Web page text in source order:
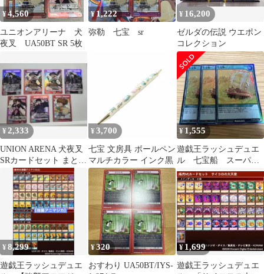
¥4,560
ユニオンアリーナ 犬
夜叉 UA50BT SR 5枚
¥ 1,222
弥勒 七宝 sr
¥ 16,200
ゼルダの伝説 ウエポン
コレクション
¥ 2,333
UNION ARENA 犬夜叉
SRカードセット まとめ
売り
¥ 3,700
七宝 文房具 ボールペン
マルチカラー インク黒
¥ 1,555
遊戯王ラッシュデュエ
ル 七宝船 スーパ
ー 3枚
¥8,299
遊戯王ラッシュデュエ
¥320
おすわり UA50BT/IYS-
¥ 1,699
遊戯王ラッシュデュエ